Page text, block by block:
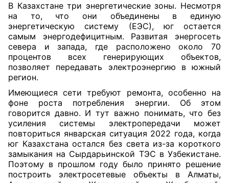
В Казахстане три энергетические зоны. Несмотря
на то, что они объединены в единую
энергетическую систему (ЕЭС), юг остается
самым энергодефицитным. Развитая энергосеть
севера и запада, где расположено около 70
процентов всех генерирующих объектов,
позволяет передавать электроэнергию в южный
регион.
Имеющиеся сети требуют ремонта, особенно на
фоне роста потребления энергии. Об этом
говорится давно. И тут важно понимать, что без
усиления системы электропередачи может
повториться январская ситуация 2022 года, когда
юг Казахстана остался без света из-за короткого
замыкания на Сырдарьинской ТЭС в Узбекистане.
Поэтому в прошлом году было принято решение
построить электросетевые объекты в Алматы,